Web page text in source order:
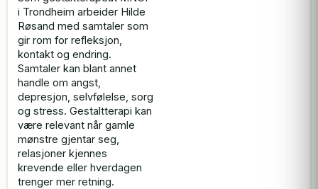
i Trondheim arbeider Hilde
Røsand med samtaler som
gir rom for refleksjon,
kontakt og endring.
Samtaler kan blant annet
handle om angst,
depresjon, selvfølelse, sorg
og stress. Gestaltterapi kan
være relevant når gamle
mønstre gjentar seg,
relasjoner kjennes
krevende eller hverdagen
trenger mer retning.